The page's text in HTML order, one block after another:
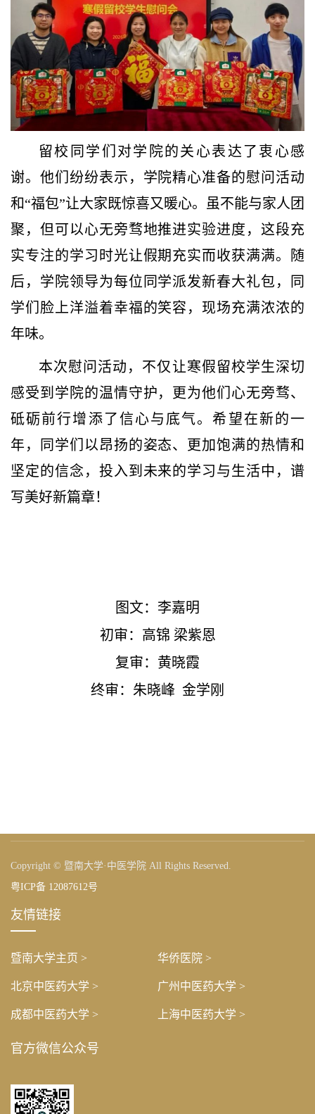
留校同学们对学院的关心表达了衷心感
谢。他们纷纷表示，学院精心准备的慰问活动
和“福包”让大家既惊喜又暖心。虽不能与家人团
聚，但可以心无旁骛地推进实验进度，这段充
实专注的学习时光让假期充实而收获满满。随
后，学院领导为每位同学派发新春大礼包，同
学们脸上洋溢着幸福的笑容，现场充满浓浓的
年味。
本次慰问活动，不仅让寒假留校学生深切
感受到学院的温情守护，更为他们心无旁骛、
砥砺前行增添了信心与底气。希望在新的一
年，同学们以昂扬的姿态、更加饱满的热情和
坚定的信念，投入到未来的学习与生活中，谱
写美好新篇章！
图文：李嘉明
初审：高锦 梁紫恩
复审：黄晓霞
终审：朱晓峰 金学刚
Copyright © 暨南大学·中医学院 All Rights Reserved.
粤ICP备 12087612号
友情链接
暨南大学主页 > 华侨医院 >
北京中医药大学 > 广州中医药大学 >
成都中医药大学 > 上海中医药大学 >
官方微信公众号